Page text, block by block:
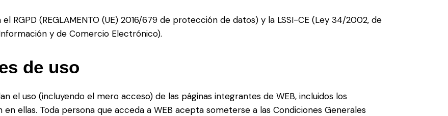
RGPD (REGLAMENTO (UE) 2016/679 de protección de datos) y la LSSI-CE (Ley 34/2002, de
y de Comercio Electrónico).
de uso
el uso (incluyendo el mero acceso) de las páginas integrantes de WEB, incluidos los
ellas. Toda persona que acceda a WEB acepta someterse a las Condiciones Generales